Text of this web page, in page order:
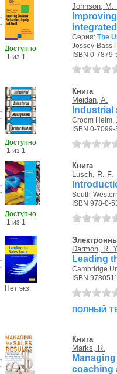
Доступно
1 из 1
Johnson, M.
Серия: The
Jossey-Bass
ISBN 0-
Доступно
1 из 1
Книга
Meidan, A.
Industrial
Croom Helm,
ISBN 0-
Доступно
1 из 1
Книга
Lusch, R. F.
South-
ISBN 978-0-
Нет экз.
Darmon, R.
Leading
Cambridge
ISBN
полный
Книга
Marks, R.
coaching